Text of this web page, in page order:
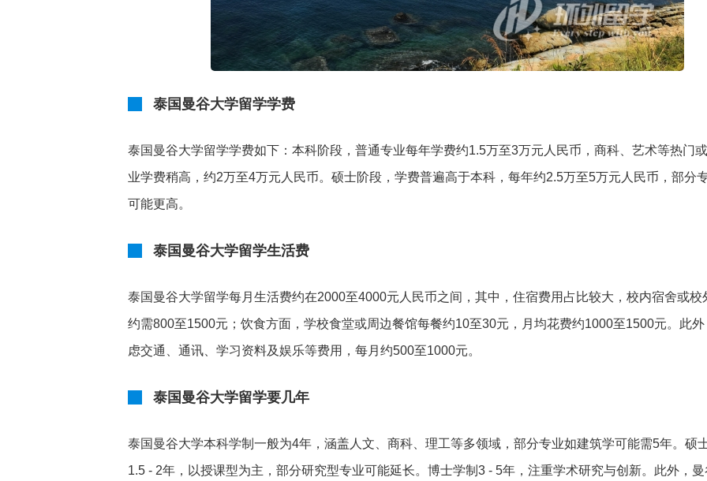
泰国曼谷大学留学学费
泰国曼谷大学留学学费如下：本科阶段，普通专业每年学费约1.5万至3万元人民币，商科、艺术等热门
业学费稍高，约2万至4万元人民币。硕士阶段，学费普遍高于本科，每年约2.5万至5万元人民币，部分
可能更高。
泰国曼谷大学留学生活费
泰国曼谷大学留学每月生活费约在2000至4000元人民币之间，其中，住宿费用占比较大，校内宿舍或校
约需800至1500元；饮食方面，学校食堂或周边餐馆每餐约10至30元，月均花费约1000至1500元。此
虑交通、通讯、学习资料及娱乐等费用，每月约500至1000元。
泰国曼谷大学留学要几年
泰国曼谷大学本科学制一般为4年，涵盖人文、商科、理工等多领域，部分专业如建筑学可能需5年。硕
1.5 - 2年，以授课型为主，部分研究型专业可能延长。博士学制3 - 5年，注重学术研究与创新。此外，